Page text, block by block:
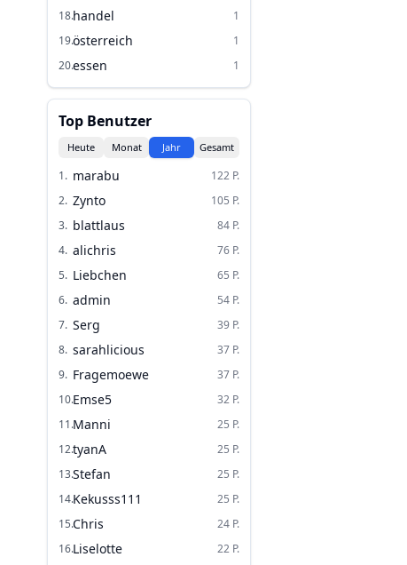
18.handel
1
19.österreich
1
20.essen 1
Top Benutzer
Heute Monat Jahr Gesamt
1. marabu 122 P.
2. Zynto 105 P.
3. blattlaus 84 P.
4. alichris 76 P.
5. Liebchen 65 P.
6. admin 54 P.
7. Serg 39 P.
8. sarahlicious 37 P.
9. Fragemoewe 37 P.
10.Emse5 32 P.
11.Manni 25 P.
12.tyanA 25 P.
13.Stefan 25 P.
14.Kekusss111 25 P.
15.Chris 24 P.
16.Liselotte 22 P.